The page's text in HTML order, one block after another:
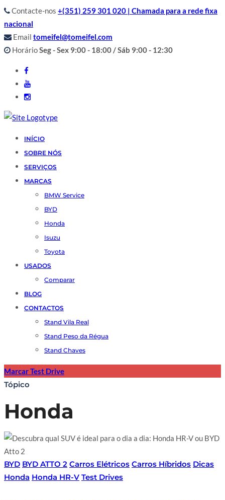
Contacte-nos +(351) 259 301 020 | Chamada para a rede fixa
nacional
Email tomeifel@tomeifel.com
HorárioSeg - Sex 9:00 - 18:00 / Sáb 9:00 - 12:30
INÍCIO
SOBRE NÓS
SERVIÇOS
MARCAS
BMW Service
BYD
Honda
Isuzu
Toyota
USADOS
Comparar
BLOG
CONTACTOS
Stand Vila Real
Stand Peso da Régua
Stand Chaves
Marcar Test Drive
Tópico
Honda
BYD BYD ATTO 2 Carros Elétricos Carros Híbridos Dicas
Honda Honda HR-V Test Drives